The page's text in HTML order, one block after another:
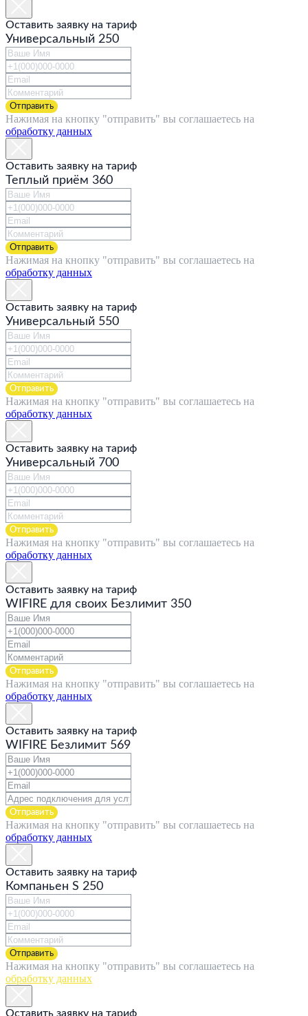
О КОМПАНИИ
ПРОЕКТЫ
БОНУСНЫЕ ПРОГРАММЫ
НОВОСТИ
ВАКАНСИИ
КОНТАКТЫ
ЧАСТНЫМ КЛИЕНТАМ
АГЕНТАМ
+7 495 755 33 33;
gstworld@gmail.com
Следите за нами в сети —
© 2021 GST world
*2545
Оставить заявку на тариф
Универсальный 250
Отправить
Нажимая на кнопку "отправить" вы соглашаетесь на
обработку данных
Оставить заявку на тариф
Теплый приём 360
Отправить
Нажимая на кнопку "отправить" вы соглашаетесь на
обработку данных
Оставить заявку на тариф
Универсальный 550
Отправить
Нажимая на кнопку "отправить" вы соглашаетесь на
обработку данных
Оставить заявку на тариф
Универсальный 700
Отправить
Нажимая на кнопку "отправить" вы соглашаетесь на
обработку данных
Оставить заявку на тариф
WIFIRE для своих Безлимит 350
Отправить
Нажимая на кнопку "отправить" вы соглашаетесь на
обработку данных
Оставить заявку на тариф
WIFIRE Безлимит 569
Отправить
Нажимая на кнопку "отправить" вы соглашаетесь на
обработку данных
Оставить заявку на тариф
Компаньен S 250
Отправить
Нажимая на кнопку "отправить" вы соглашаетесь на
обработку данных
Оставить заявку на тариф